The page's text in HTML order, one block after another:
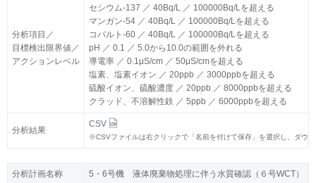
分析項目／
目標検出限界値／
アクションレベル
セシウム-137 ／ 40Bq/L ／ 100000Bq/Lを超える
マンガン-54 ／ 40Bq/L ／ 100000Bq/Lを超える
コバルト-60 ／ 40Bq/L ／ 100000Bq/Lを超える
pH ／ 0.1 ／ 5.0から10.0の範囲を外れる
導電率 ／ 0.1μS/cm ／ 50μS/cmを超える
塩素、塩素イオン ／ 20ppb ／ 3000ppbを超える
硫酸イオン、硫酸濃度 ／ 20ppb ／ 8000ppbを超える
クラッド、不溶解性鉄 ／ 5ppb ／ 6000ppbを超える
分析結果
CSV
※CSVファイルは右クリックで「名前を付けて保存」を選択し、ダウ
分析項目／
目標検出限界値／
アクションレベル
セシウム-137 ／ 40Bq/L ／ 100000Bq/Lを超える
マンガン-54 ／ 40Bq/L ／ 100000Bq/Lを超える
コバルト-60 ／ 40Bq/L ／ 100000Bq/Lを超える
pH ／ 0.1 ／ 5.0から10.0の範囲を外れる
導電率 ／ 0.1μS/cm ／ 50μS/cmを超える
塩素、塩素イオン ／ 20ppb ／ 3000ppbを超える
硫酸イオン、硫酸濃度 ／ 20ppb ／ 8000ppbを超える
クラッド、不溶解性鉄 ／ 5ppb ／ 6000ppbを超える
分析結果
CSV
※CSVファイルは右クリックで「名前を付けて保存」を選択し、ダウ
分析計画名称 5・6号機 液体廃棄物処理に伴う水質確認（６号WCT）
分析計画名称 5・6号機 液体廃棄物処理に伴う水質確認（６号WCT）